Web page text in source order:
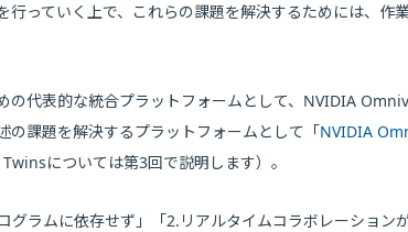
行っていく上で、これらの課題を解決するためには、
の代表的な統合プラットフォームとして、NVIDIA
の課題を解決するプラットフォームとして「NVIDIA
については第3回で説明します）。
ラムに依存せず」「2.リアルタイムコラボレーション